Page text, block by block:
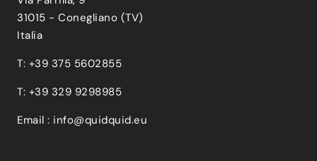
31015 - Conegliano (TV)
Italia
T: +39 375 5602855
T: +39 329 9298985
Email : info@quidquid.eu